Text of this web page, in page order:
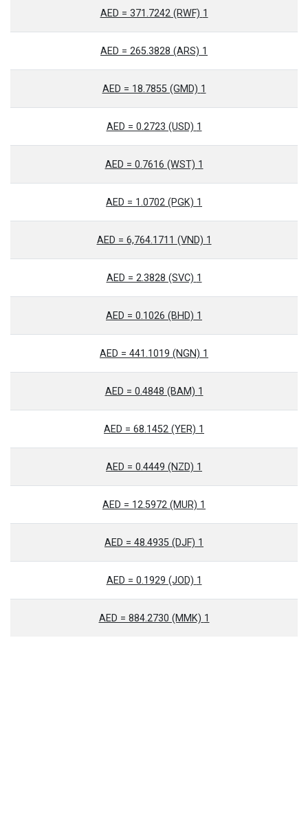
1 AED = 371.7242 (RWF)
1 AED = 265.3828 (ARS)
1 AED = 18.7855 (GMD)
1 AED = 0.2723 (USD)
1 AED = 0.7616 (WST)
1 AED = 1.0702 (PGK)
1 AED = 6,764.1711 (VND)
1 AED = 2.3828 (SVC)
1 AED = 0.1026 (BHD)
1 AED = 441.1019 (NGN)
1 AED = 0.4848 (BAM)
1 AED = 68.1452 (YER)
1 AED = 0.4449 (NZD)
1 AED = 12.5972 (MUR)
1 AED = 48.4935 (DJF)
1 AED = 0.1929 (JOD)
1 AED = 884.2730 (MMK)